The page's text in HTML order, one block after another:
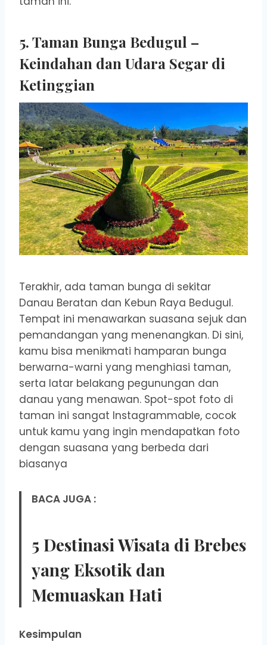
5. Taman Bunga Bedugul –
Keindahan dan Udara Segar di
Ketinggian
Terakhir, ada taman bunga di sekitar
Danau Beratan dan Kebun Raya Bedugul.
Tempat ini menawarkan suasana sejuk dan
pemandangan yang menenangkan. Di sini,
kamu bisa menikmati hamparan bunga
berwarna-warni yang menghiasi taman,
serta latar belakang pegunungan dan
danau yang menawan. Spot-spot foto di
taman ini sangat Instagrammable, cocok
untuk kamu yang ingin mendapatkan foto
dengan suasana yang berbeda dari
biasanya
BACA JUGA :
5 Destinasi Wisata di Brebes
yang Eksotik dan
Memuaskan Hati
Kesimpulan